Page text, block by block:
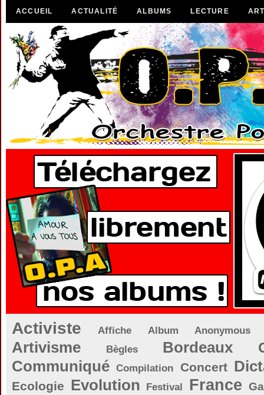
ACCUEIL ACTUALITÉ ALBUMS LECTURE
Activiste Affiche Album Anonymous
Artivisme Bègles Bordeaux
Communiqué Compilation Concert
Ecologie Evolution Festival France